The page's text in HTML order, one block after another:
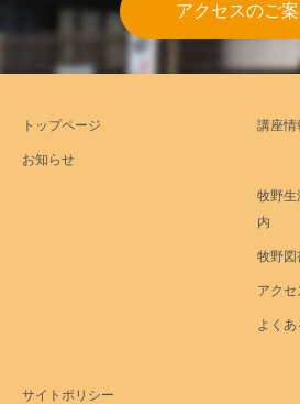
アクセスのご
トップページ
お知らせ
講座情
牧野生
内
牧野図
アクセ
よくあ
サイトポリシー